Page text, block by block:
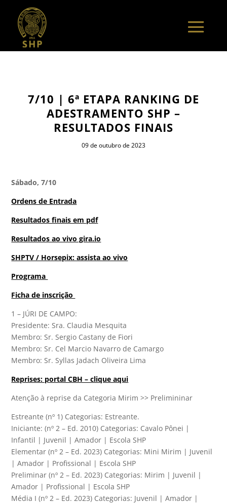
7/10 | 6ª ETAPA RANKING DE
ADESTRAMENTO SHP –
RESULTADOS FINAIS
09 de outubro de 2023
Sábado, 7/10
Ordens de Entrada
Resultados finais em pdf
Resultados ao vivo gira.io
SHPTV / Horsepix: assista ao vivo
Programa
Ficha de inscrição
1 – JÚRI DE CAMPO:
Presidente: Sra. Claudia Mesquita
Membro: Sr. Sergio Castany de Fiori
Membro: Sr. Cel Marcio Navarro de Camargo
Membro: Sr. Syllas Jadach Oliveira Lima
Reprises: portal CBH – clique aqui
Atenção à reprise da Categoria Mirim >> Prelimininar
Estreante (nº 1) Categorias: Estreante.
Iniciante: (nº 2 – Ed. 2010) Categorias: Cavalo Pônei |
Infantil | Juvenil | Amador | Escola SHP
Elementar (nº 2 – Ed. 2023) Categorias: Mini Mirim | Juvenil
| Amador | Profissional | Escola SHP
Preliminar (nº 2 – Ed. 2023) Categorias: Mirim | Juvenil |
Amador | Profissional | Escola SHP
Média I (nº 2 – Ed. 2023) Categorias: Juvenil | Amador |